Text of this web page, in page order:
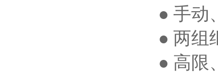
● 手动
● 两组
● 高限